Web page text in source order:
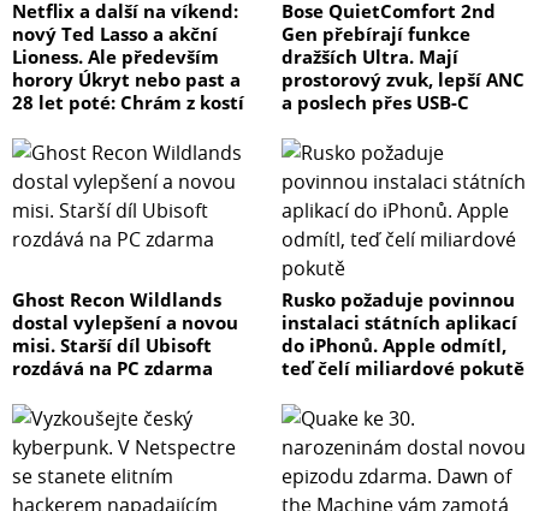
Netflix a další na víkend:
nový Ted Lasso a akční
Lioness. Ale především
horory Úkryt nebo past a
28 let poté: Chrám z kostí
Bose QuietComfort 2nd
Gen přebírají funkce
dražších Ultra. Mají
prostorový zvuk, lepší ANC
a poslech přes USB-C
Ghost Recon Wildlands
dostal vylepšení a novou
misi. Starší díl Ubisoft
rozdává na PC zdarma
Rusko požaduje povinnou
instalaci státních aplikací
do iPhonů. Apple odmítl,
teď čelí miliardové pokutě